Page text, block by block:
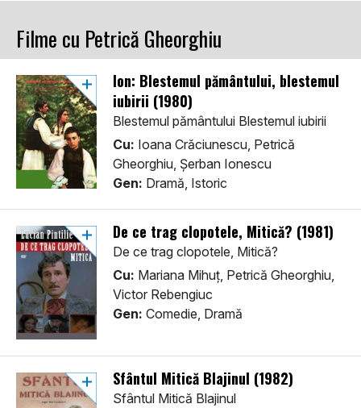
Filme cu Petrică Gheorghiu
Ion: Blestemul pământului, blestemul
iubirii (1980)
Blestemul pământului Blestemul iubirii
Cu: Ioana Crăciunescu, Petrică
Gheorghiu, Șerban Ionescu
Gen: Dramă, Istoric
De ce trag clopotele, Mitică? (1981)
De ce trag clopotele, Mitică?
Cu: Mariana Mihuț, Petrică Gheorghiu,
Victor Rebengiuc
Gen: Comedie, Dramă
Sfântul Mitică Blajinul (1982)
Sfântul Mitică Blajinul